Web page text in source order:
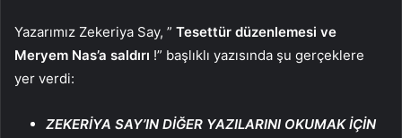
Yazarımız Zekeriya Say, ” Tesettür düzenlemesi ve
Meryem Nas’a saldırı !” başlıklı yazısında şu gerçeklere
yer verdi:
ZEKERİYA SAY’IN DİĞER YAZILARINI OKUMAK İÇİN